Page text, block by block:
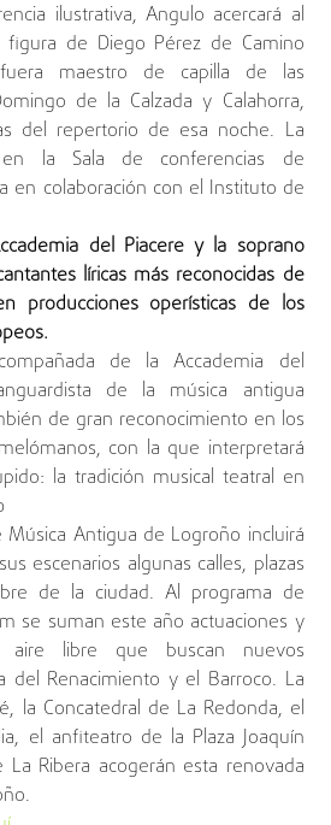
ilustrativa, Angulo acercará al
de Diego Pérez de Camino
maestro de capilla de las
de la Calzada y Calahorra,
del repertorio de esa noche. La
la Sala de conferencias de
en colaboración con el Instituto de
del Piacere y la soprano
líricas más reconocidas de
producciones operísticas de los
de la Accademia del
de la música antigua
de gran reconocimiento en los
con la que interpretará
la tradición musical teatral en
Antigua de Logroño incluirá
escenarios algunas calles, plazas
de la ciudad. Al programa de
se suman este año actuaciones y
aire libre que buscan nuevos
del Renacimiento y el Barroco. La
la Concatedral de La Redonda, el
el anfiteatro de la Plaza Joaquín
Ribera acogerán esta renovada